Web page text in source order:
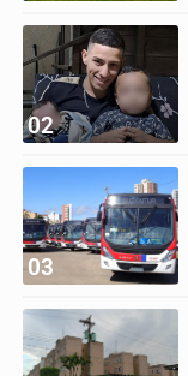
02
03